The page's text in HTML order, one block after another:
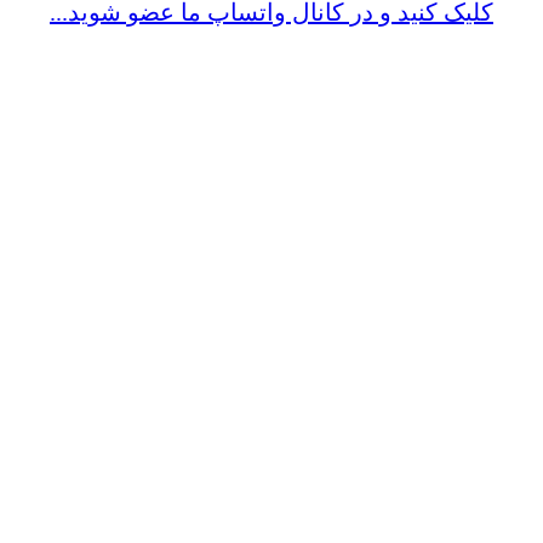
کلیک کنید و در کانال واتساپ ما عضو شوید...